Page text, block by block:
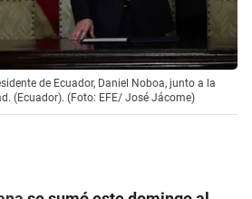
de Ecuador, Daniel Noboa, junto a la
(Ecuador). (Foto: EFE/ José Jácome)